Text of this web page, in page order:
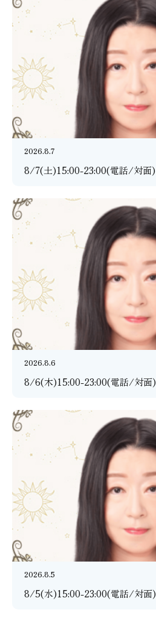
2026.8.7
8/7(土)15:00-23:00(電話/対面)
2026.8.6
8/6(木)15:00-23:00(電話/対面)
2026.8.5
8/5(水)15:00-23:00(電話/対面)